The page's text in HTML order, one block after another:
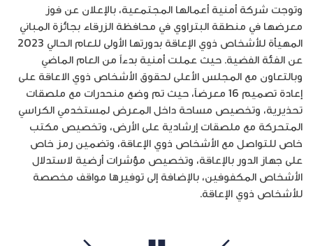
وتوجت شركة أمنية أعمالها المجتمعية، بالإعلان عن فوز
معرضها في منطقة البتراوي في محافظة الزرقاء بجائزة المباني
المهيأة للأشخاص ذوي الإعاقة بدورتها الأولى للعام الحالي 2023
عن الفئة الفضية. حيث عملت أمنية بدءاً من العام الماضي
وبالتعاون مع المجلس الأعلى لحقوق الأشخاص ذوي الاعاقة على
إعادة تصميم 16 معرضاً، حيث تم وضع منحدرات مع ملصقات
تحذيرية، وتخصيص مساحة داخل المعرض لمستخدمي الكراسي
المتحركة مع ملصقات إرشادية على الأرض، وتخصيص مكتب
خاص للتواصل مع الأشخاص ذوي الإعاقة، وتضمين رمز خاص
على جهاز الدور بالإعاقة، وتخصيص مؤشرات أرضية لاستدلال
الأشخاص المكفوفين، بالإضافة إلى توفيرها مواقف مخصصة
للأشخاص ذوي الإعاقة.